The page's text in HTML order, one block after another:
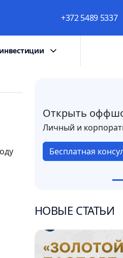
+372 5489 5337
Открыть
Личный и
Бесплатная
НОВЫЕ СТАТЬИ